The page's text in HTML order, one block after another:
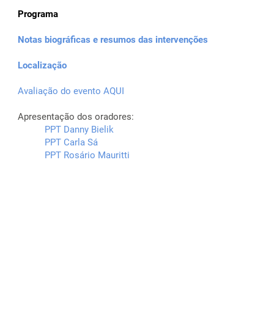
Programa
Notas biográficas e resumos das intervenções
Localização
Avaliação do evento AQUI
Apresentação dos oradores:
PPT Danny Bielik
PPT Carla Sá
PPT Rosário Mauritti